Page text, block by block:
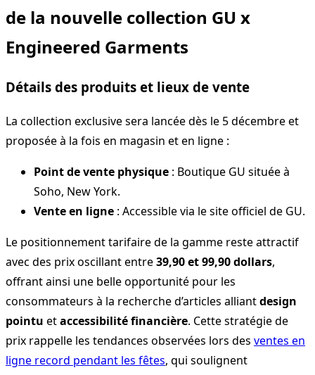
de la nouvelle collection GU x
Engineered Garments
Détails des produits et lieux de vente
La collection exclusive sera lancée dès le 5 décembre et
proposée à la fois en magasin et en ligne :
Point de vente physique : Boutique GU située à
Soho, New York.
Vente en ligne : Accessible via le site officiel de GU.
Le positionnement tarifaire de la gamme reste attractif
avec des prix oscillant entre39,90 et 99,90 dollars,
offrant ainsi une belle opportunité pour les
consommateurs à la recherche d’articles alliantdesign
pointu etaccessibilité financière. Cette stratégie de
prix rappelle les tendances observées lors des ventes en
ligne record pendant les fêtes, qui soulignent